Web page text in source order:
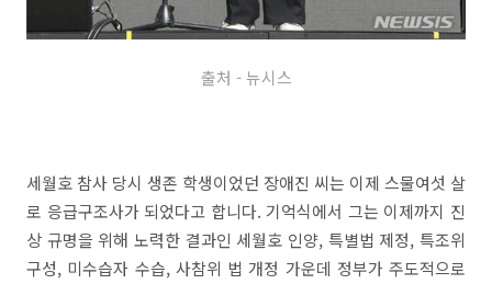
출처 - 뉴시스
세월호 참사 당시 생존 학생이었던 장애진 씨는 이제 스물여섯 살
로 응급구조사가 되었다고 합니다. 기억식에서 그는 이제까지 진
상 규명을 위해 노력한 결과인 세월호 인양, 특별법 제정, 특조위
구성, 미수습자 수습, 사참위 법 개정 가운데 정부가 주도적으로